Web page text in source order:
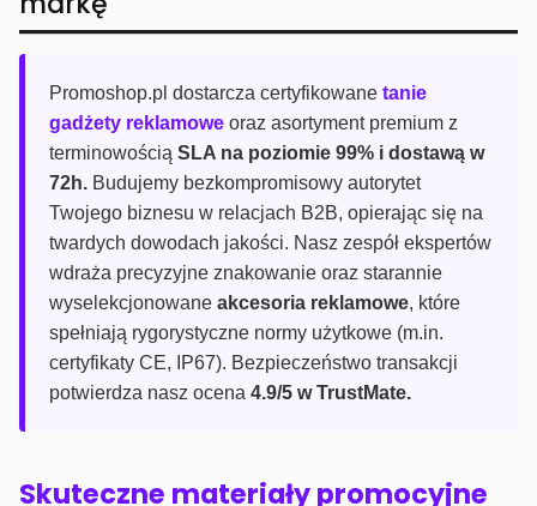
Promoshop.pl dostarcza certyfikowane tanie
gadżety reklamowe oraz asortyment premium z
terminowością SLA na poziomie 99% i dostawą w
72h. Budujemy bezkompromisowy autorytet
Twojego biznesu w relacjach B2B, opierając się na
twardych dowodach jakości. Nasz zespół ekspertów
wdraża precyzyjne znakowanie oraz starannie
wyselekcjonowane akcesoria reklamowe, które
spełniają rygorystyczne normy użytkowe (m.in.
certyfikaty CE, IP67). Bezpieczeństwo transakcji
potwierdza nasz ocena 4.9/5 w TrustMate.
Skuteczne materiały promocyjne